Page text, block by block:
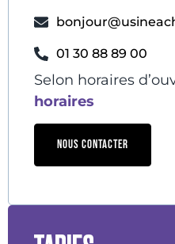
01 30 88 89 00
Selon horaires
horaires
NOUS CONTACTER